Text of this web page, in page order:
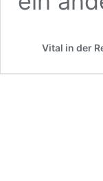
Vital in der